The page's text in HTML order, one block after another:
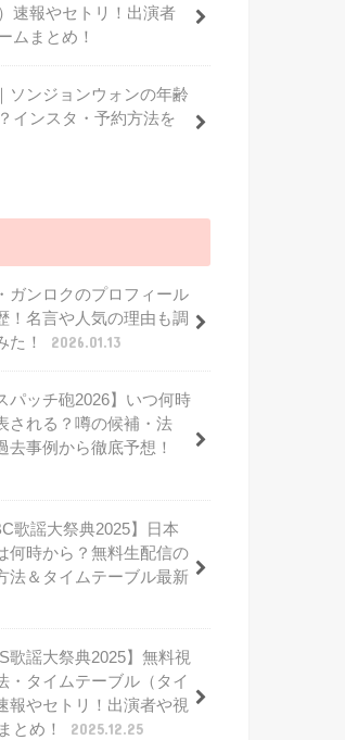
速報やセトリ！出演者
ムまとめ！
ソンジョンウォンの年齢
インスタ・予約方法を
ガンロクのプロフィール
！名言や人気の理由も調
た！
2026.01.13
パッチ砲2026】いつ何時
される？噂の候補・法
去事例から徹底予想！
歌謡大祭典2025】日本
何時から？無料生配信の
法＆タイムテーブル最新
歌謡大祭典2025】無料視
・タイムテーブル（タイ
報やセトリ！出演者や視
とめ！
2025.12.25